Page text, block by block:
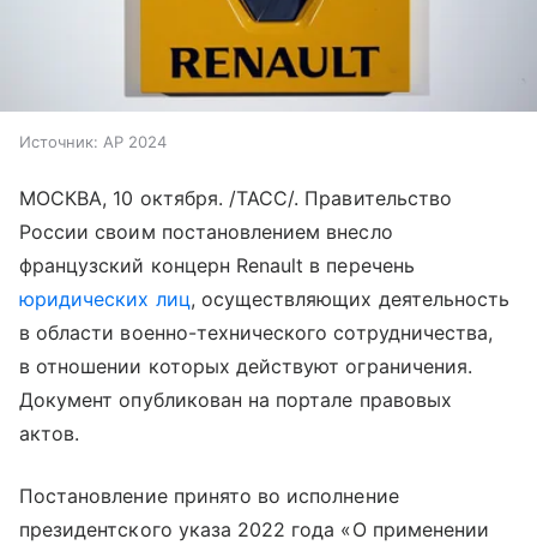
Источник: AP 2024
МОСКВА, 10 октября. /ТАСС/. Правительство
России своим постановлением внесло
французский концерн Renault в перечень
юридических лиц, осуществляющих деятельность
в области военно-технического сотрудничества,
в отношении которых действуют ограничения.
Документ опубликован на портале правовых
актов.
Постановление принято во исполнение
президентского указа 2022 года «О применении